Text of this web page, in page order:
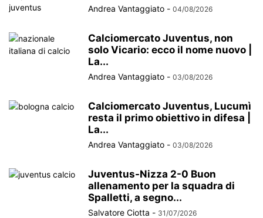
Andrea Vantaggiato - 04/08/2026
Calciomercato Juventus, non
solo Vicario: ecco il nome nuovo |
La...
Andrea Vantaggiato - 03/08/2026
Calciomercato Juventus, Lucumì
resta il primo obiettivo in difesa |
La...
Andrea Vantaggiato - 03/08/2026
Juventus-Nizza 2-0 Buon
allenamento per la squadra di
Spalletti, a segno...
Salvatore Ciotta - 31/07/2026